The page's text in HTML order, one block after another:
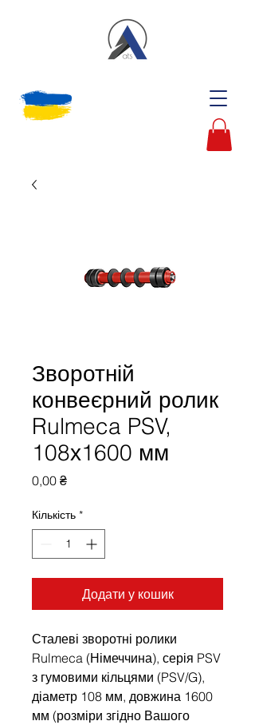
Зворотній
конвеєрний ролик
Rulmeca PSV,
108х1600 мм
0,00 ₴Ціна
Кількість *
Додати у кошик
Сталеві зворотні ролики
Rulmeca (Німеччина), серія PSV
з гумовими кільцями (PSV/G),
діаметр 108 мм, довжина 1600
мм (розміри згідно Вашого